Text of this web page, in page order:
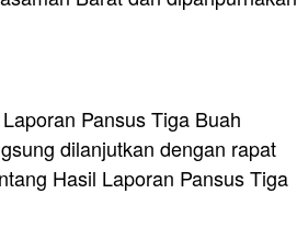
Pansus Tiga Buah
dilanjutkan dengan rapat
Hasil Laporan Pansus Tiga